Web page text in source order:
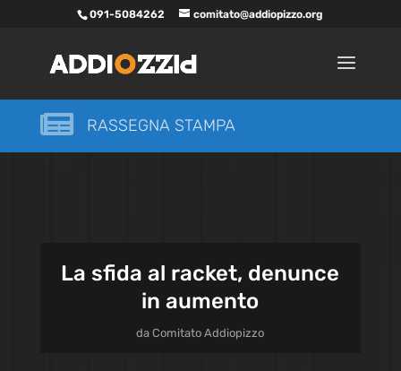
091-5084262 comitato@addiopizzo.org
 RASSEGNA STAMPA
La sfida al racket, denunce
in aumento
daComitato Addiopizzo